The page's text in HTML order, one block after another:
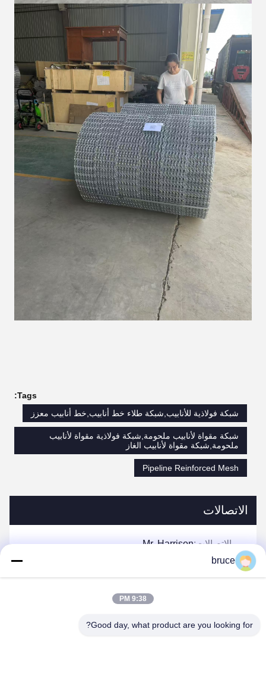
Tags:
شبكة فولاذية للأنابيب,شبكة طلاء خط أنابيب,خط أنابيب معزز
شبكة مقواة لأنابيب ملحومة,شبكة فولاذية مقواة لأنابيب
ملحومة,شبكة مقواة لأنابيب الغاز
Pipeline Reinforced Mesh
الاتصالات
الاتصالات:Mr. Harrison
0086-318-7866320
bruce
9:38 PM
Good day, what product are you looking for?